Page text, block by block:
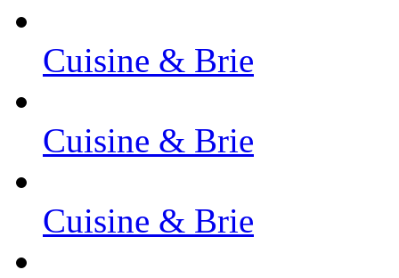
Cuisine & Brie
Cuisine & Brie
Cuisine & Brie